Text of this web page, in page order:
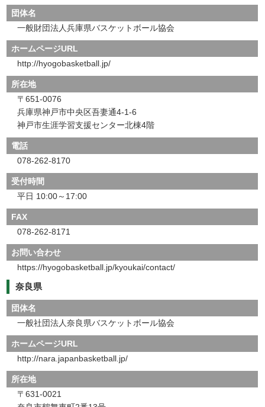
団体名
一般財団法人兵庫県バスケットボール協会
ホームページURL
http://hyogobasketball.jp/
所在地
〒651-0076
兵庫県神戸市中央区吾妻通4-1-6
神戸市生涯学習支援センター北棟4階
電話
078-262-8170
受付時間
平日 10:00～17:00
FAX
078-262-8171
お問い合わせ
https://hyogobasketball.jp/kyoukai/contact/
奈良県
団体名
一般社団法人奈良県バスケットボール協会
ホームページURL
http://nara.japanbasketball.jp/
所在地
〒631-0021